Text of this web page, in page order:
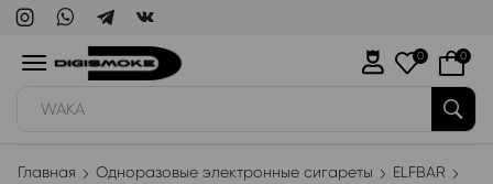
WAKA
0 0
Главная Одноразовые электронные сигареты
ELFBAR